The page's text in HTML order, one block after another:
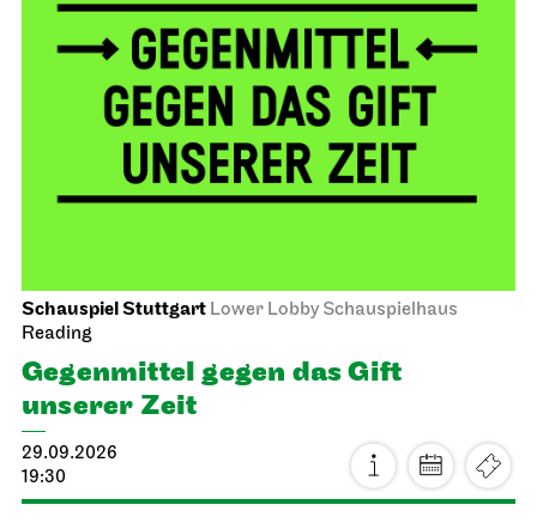
Schauspiel Stuttgart Lower Lobby Schauspielhaus
Reading
Gegenmittel gegen das Gift
unserer Zeit
29.09.2026
19:30